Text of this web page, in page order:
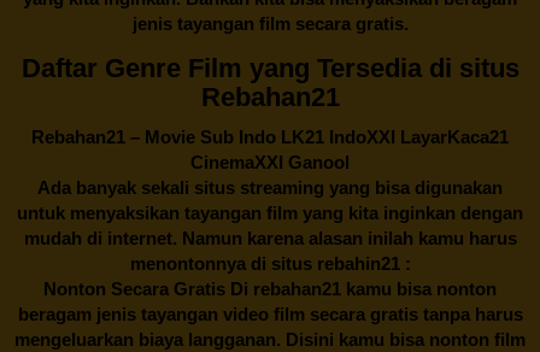
jenis tayangan film secara gratis.
Daftar Genre Film yang Tersedia di situs
Rebahan21
Rebahan21 – Movie Sub Indo LK21 IndoXXI LayarKaca21
CinemaXXI Ganool
Ada banyak sekali situs streaming yang bisa digunakan
untuk menyaksikan tayangan film yang kita inginkan dengan
mudah di internet. Namun karena alasan inilah kamu harus
menontonnya di situs rebahin21 :
Nonton Secara Gratis Di rebahan21 kamu bisa nonton
beragam jenis tayangan video film secara gratis tanpa harus
mengeluarkan biaya langganan. Disini kamu bisa nonton film